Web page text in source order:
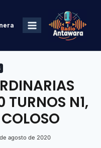
TURNOS N1,
agosto de 2020